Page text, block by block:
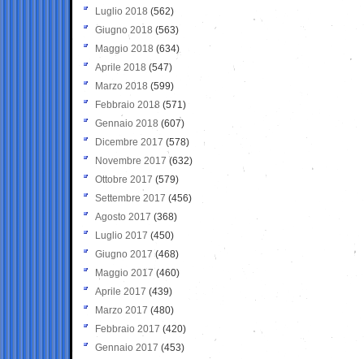
Luglio 2018 (562)
Giugno 2018 (563)
Maggio 2018 (634)
Aprile 2018 (547)
Marzo 2018 (599)
Febbraio 2018 (571)
Gennaio 2018 (607)
Dicembre 2017 (578)
Novembre 2017 (632)
Ottobre 2017 (579)
Settembre 2017 (456)
Agosto 2017 (368)
Luglio 2017 (450)
Giugno 2017 (468)
Maggio 2017 (460)
Aprile 2017 (439)
Marzo 2017 (480)
Febbraio 2017 (420)
Gennaio 2017 (453)